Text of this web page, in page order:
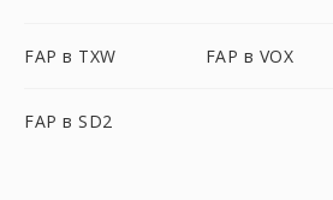
FAP в TXW FAP в VOX
FAP в SD2